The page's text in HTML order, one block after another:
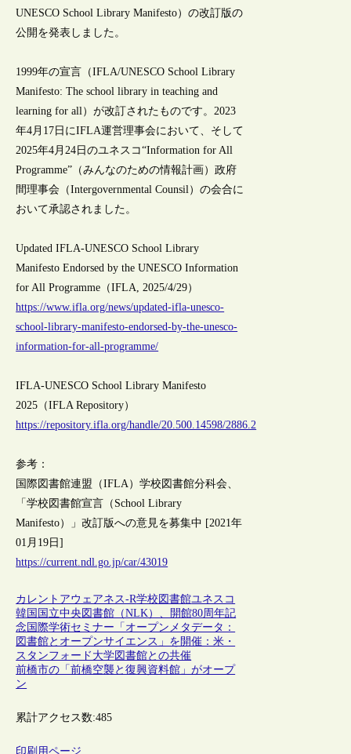
UNESCO School Library Manifesto）の改訂版の
公開を発表しました。
1999年の宣言（IFLA/UNESCO School Library
Manifesto: The school library in teaching and
learning for all）が改訂されたものです。2023
年4月17日にIFLA運営理事会において、そして
2025年4月24日のユネスコ“Information for All
Programme”（みんなのための情報計画）政府
間理事会（Intergovernmental Counsil）の会合に
おいて承認されました。
Updated IFLA-UNESCO School Library
Manifesto Endorsed by the UNESCO Information
for All Programme（IFLA, 2025/4/29）
https://www.ifla.org/news/updated-ifla-unesco-
school-library-manifesto-endorsed-by-the-unesco-
information-for-all-programme/
IFLA-UNESCO School Library Manifesto
2025（IFLA Repository）
https://repository.ifla.org/handle/20.500.14598/2886.2
参考：
国際図書館連盟（IFLA）学校図書館分科会、
「学校図書館宣言（School Library
Manifesto）」改訂版への意見を募集中 [2021年
01月19日]
https://current.ndl.go.jp/car/43019
カレントアウェアネス-R学校図書館ユネスコ
韓国国立中央図書館（NLK）、開館80周年記
念国際学術セミナー「オープンメタデータ：
図書館とオープンサイエンス」を開催：米・
スタンフォード大学図書館との共催
前橋市の「前橋空襲と復興資料館」がオープ
ン
累計アクセス数:485
印刷用ページ